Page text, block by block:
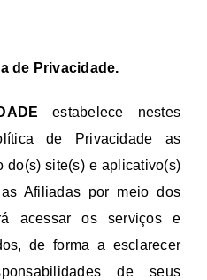
de Privacidade.
estabelece nestes
de Privacidade as
do(s) site(s) e aplicativo(s)
Afiliadas por meio dos
acessar os serviços e
de forma a esclarecer
de seus